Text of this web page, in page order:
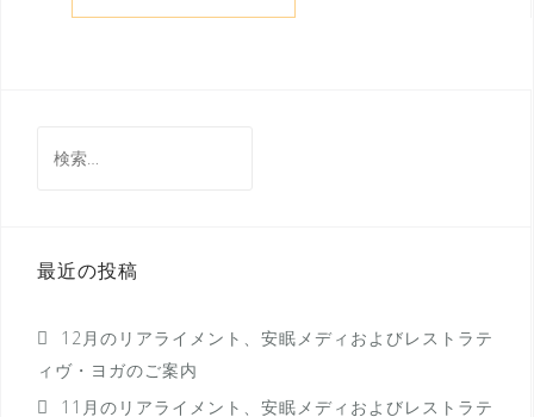
索:
最近の投稿
12月のリアライメント、安眠メディおよびレストラテ
ィヴ・ヨガのご案内
11月のリアライメント、安眠メディおよびレストラテ